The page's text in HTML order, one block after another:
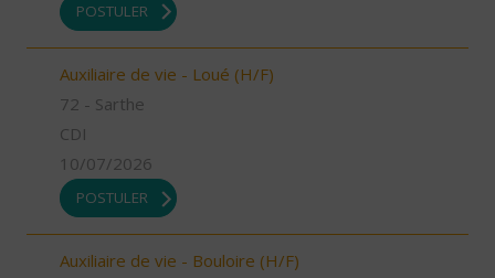
POSTULER
Auxiliaire de vie - Loué (H/F)
72 - Sarthe
CDI
10/07/2026
POSTULER
Auxiliaire de vie - Bouloire (H/F)